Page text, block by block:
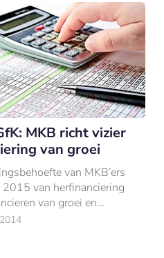
MKB richt vizier
van groei
van MKB’ers
van herfinanciering
van groei en